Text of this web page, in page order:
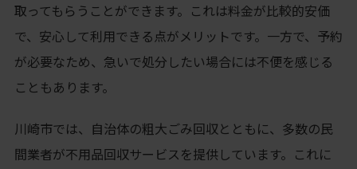
取ってもらうことができます。これは料金が比較的安価
で、安心して利用できる点がメリットです。一方で、予約
が必要なため、急いで処分したい場合には不便を感じる
こともあります。
川崎市では、自治体の粗大ごみ回収とともに、多数の民
間業者が不用品回収サービスを提供しています。これに